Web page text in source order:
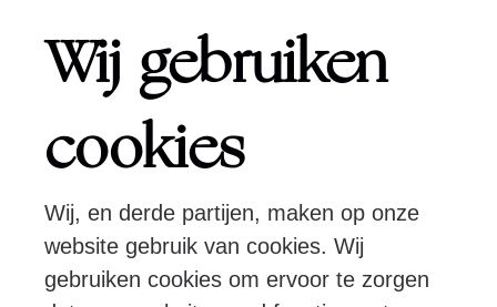
Wij gebruiken
cookies
Wij, en derde partijen, maken op onze
website gebruik van cookies. Wij
gebruiken cookies om ervoor te zorgen
Programma’s
Over ons
Programmeurs Contact